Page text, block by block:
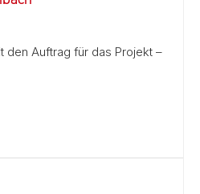
den Auftrag für das Projekt –